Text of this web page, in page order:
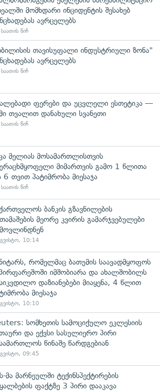
მომხდარი ინციდენტის შესახებ
ავრცელებს
წინ
თავისუფალი ინდუსტრიული ზონა"
ავრცელებს
წინ
ფერები და უცვლელი ესთეტიკა —
თვალით დანახული სვანეთი
წინ
მელიას მოსამართლისთვის
მიმართვის გამო 1 წლითა
6 თვით პატიმრობა მიესაჯა
წინ
ბანკის გზავნილების
მეორე კვირის გამარჯვებულები
10:14
რომელმაც ბათუმის საავადმყოფოს
იმშობიარა და ახალშობილს
დაზიანებები მიაყენა, 4 წლით
მიესაჯა
10:10
სომხეთის სამოციქულო ეკლესიის
და ექვსი სასულიერო პირი
წინაშე წარდგებიან
09:45
მა მარნეულში ტექინსპექტირების
ფაქტზე 3 პირი დააკავა